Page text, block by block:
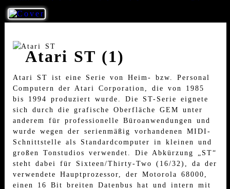
23
Atari ST (1)
Atari ST ist eine Serie von Heim- bzw. Personal
Computern der Atari Corporation, die von 1985
bis 1994 produziert wurde. Die ST-Serie eignete
sich durch die grafische Oberfläche GEM unter
anderem für professionelle Büroanwendungen und
wurde wegen der serienmäßig vorhandenen MIDI-
Schnittstelle als Standardcomputer in kleinen und
großen Tonstudios verwendet. Die Abkürzung „ST“
steht dabei für Sixteen/Thirty-Two (16/32), da der
verwendete Hauptprozessor, der Motorola 68000,
einen 16 Bit breiten Datenbus hat und intern mit